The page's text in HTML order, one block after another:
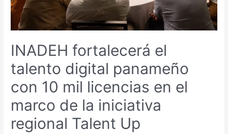
INADEH fortalecerá el
talento digital panameño
con 10 mil licencias en el
marco de la iniciativa
regional Talent Up